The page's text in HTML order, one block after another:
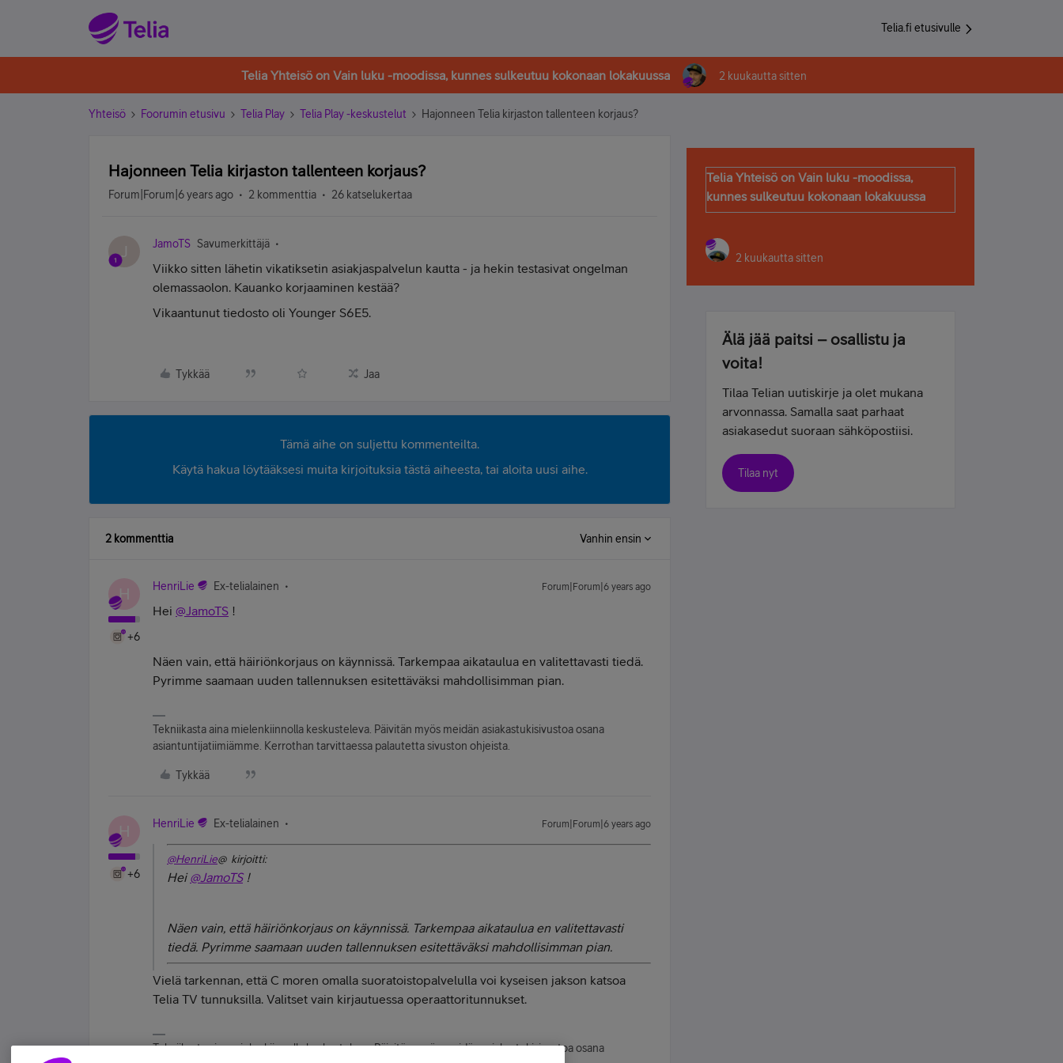
Telia.fi etusivulle
Telia Yhteisö on Vain luku -moodissa, kunnes sulkeutuu kokonaan lokakuussa 2 kuukautta sitten
Yhteisö Foorumin etusivu Telia Play Telia Play -keskustelut Hajonneen Telia kirjaston tallenteen korjaus?
Hajonneen Telia kirjaston tallenteen korjaus?
Forum|Forum|6 years ago 2 kommenttia 26 katselukertaa
J JamoTS Savumerkittäjä
Viikko sitten lähetin vikatiksetin asiakjaspalvelun kautta - ja hekin testasivat ongelman
olemassaolon. Kauanko korjaaminen kestää?
Vikaantunut tiedosto oli Younger S6E5.
Tykkää Jaa
Tämä aihe on suljettu kommenteilta.
Käytä hakua löytääksesi muita kirjoituksia tästä aiheesta, tai aloita uusi aihe.
2 kommenttia Vanhin ensin
H
+6
HenriLie Ex-telialainen Forum|Forum|6 years ago
Hei @JamoTS !
Näen vain, että häiriönkorjaus on käynnissä. Tarkempaa aikataulua en valitettavasti tiedä.
Pyrimme saamaan uuden tallennuksen esitettäväksi mahdollisimman pian.
Tekniikasta aina mielenkiinnolla keskusteleva. Päivitän myös meidän asiakastukisivustoa osana
asiantuntijatiimiämme. Kerrothan tarvittaessa palautetta sivuston ohjeista.
Tykkää
H
+6
HenriLie Ex-telialainen Forum|Forum|6 years ago
@HenriLie@ kirjoitti:
Hei@JamoTS!
Näen vain, että häiriönkorjaus on käynnissä. Tarkempaa aikataulua en valitettavasti
tiedä. Pyrimme saamaan uuden tallennuksen esitettäväksi mahdollisimman pian.
Vielä tarkennan, että C moren omalla suoratoistopalvelulla voi kyseisen jakson katsoa
Telia TV tunnuksilla. Valitset vain kirjautuessa operaattoritunnukset.
Tekniikasta aina mielenkiinnolla keskusteleva. Päivitän myös meidän asiakastukisivustoa osana
Telia Yhteisö on Vain luku -moodissa,
kunnes sulkeutuu kokonaan lokakuussa
2 kuukautta sitten
Älä jää paitsi – osallistu ja
voita!
Tilaa Telian uutiskirje ja olet mukana
arvonnassa. Samalla saat parhaat
asiakasedut suoraan sähköpostiisi.
Tilaa nyt